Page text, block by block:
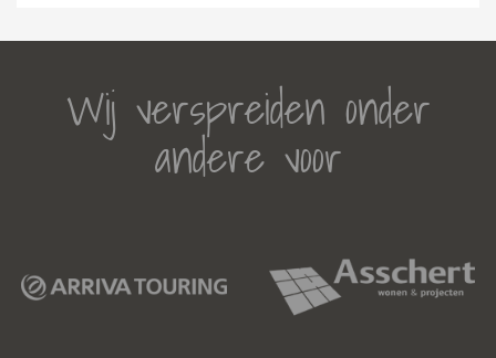
Wij verspreiden onder
andere voor